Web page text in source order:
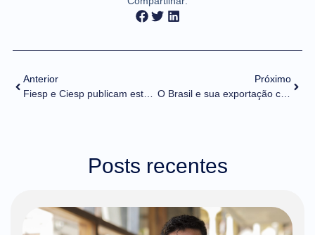
Anterior
Fiesp e Ciesp publicam estudo sobre a cobrança do tributo AFRMM
Próximo
O Brasil e sua exportação cada vez mais concentrada
Posts recentes